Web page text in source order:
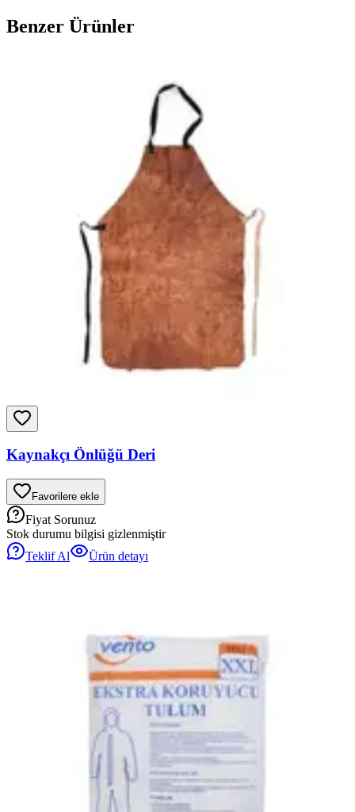
Benzer Ürünler
Kaynakçı Önlüğü Deri
Favorilere ekle
Fiyat Sorunuz
Stok durumu bilgisi gizlenmiştir
Teklif Al
Ürün detayı